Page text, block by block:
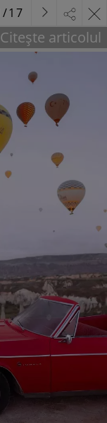
Citește articolul
/17